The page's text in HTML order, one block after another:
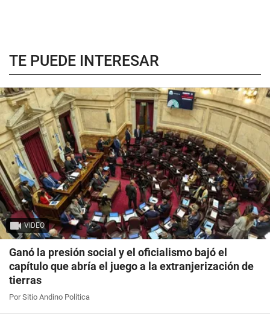
TE PUEDE INTERESAR
VIDEO
Ganó la presión social y el oficialismo bajó el
capítulo que abría el juego a la extranjerización de
tierras
Por Sitio Andino Política